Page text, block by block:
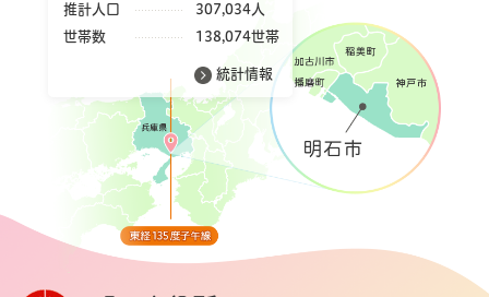
推計人口
307,034人
世帯数
138,074世帯
統計情報